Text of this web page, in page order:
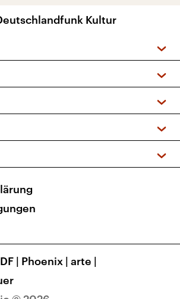
Kultur
und Podcasts
Kinderprogramm
(UKW + DAB+)
| Phoenix | arte |